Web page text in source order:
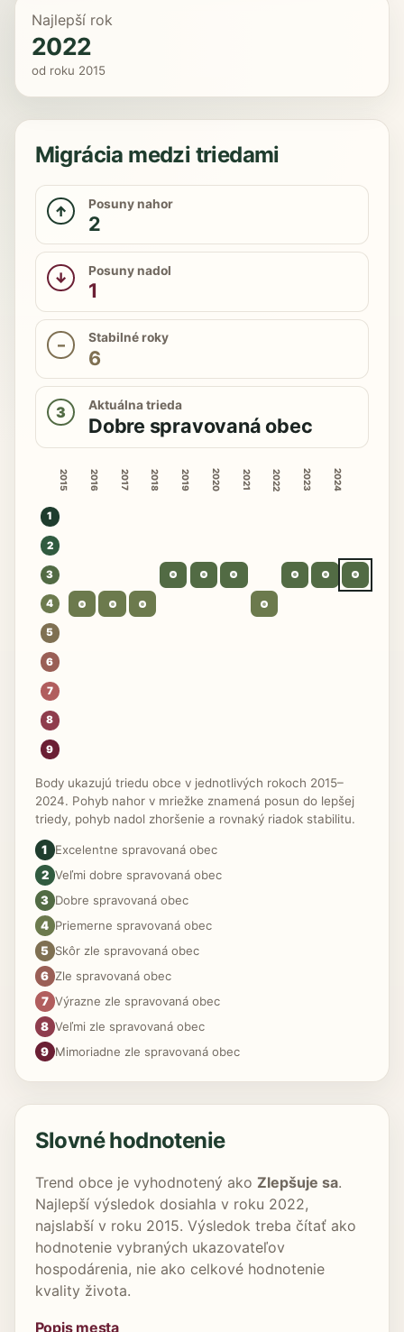
Najlepší rok
2022
od roku 2015
Migrácia medzi triedami
↑ Posuny nahor
2
↓ Posuny nadol
1
– Stabilné roky
6
3 Aktuálna trieda
Dobre spravovaná obec
2015 2016 2017 2018 2019 2020 2021 2022 2023 2024
1
2
3
4
5
6
7
8
9
Body ukazujú triedu obce v jednotlivých rokoch 2015–
2024. Pohyb nahor v mriežke znamená posun do lepšej
triedy, pohyb nadol zhoršenie a rovnaký riadok stabilitu.
1 Excelentne spravovaná obec
2 Veľmi dobre spravovaná obec
3 Dobre spravovaná obec
4 Priemerne spravovaná obec
5 Skôr zle spravovaná obec
6 Zle spravovaná obec
7 Výrazne zle spravovaná obec
8 Veľmi zle spravovaná obec
9 Mimoriadne zle spravovaná obec
Slovné hodnotenie
Trend obce je vyhodnotený ako Zlepšuje sa.
Najlepší výsledok dosiahla v roku 2022,
najslabší v roku 2015. Výsledok treba čítať ako
hodnotenie vybraných ukazovateľov
hospodárenia, nie ako celkové hodnotenie
kvality života.
Popis mesta